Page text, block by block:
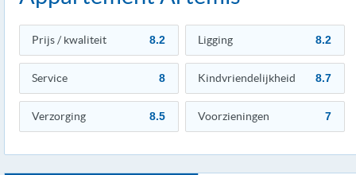
Prijs / kwaliteit 8.2 Ligging 8.2
Service 8 Kindvriendelijkheid 8.7
Verzorging 8.5 Voorzieningen 7